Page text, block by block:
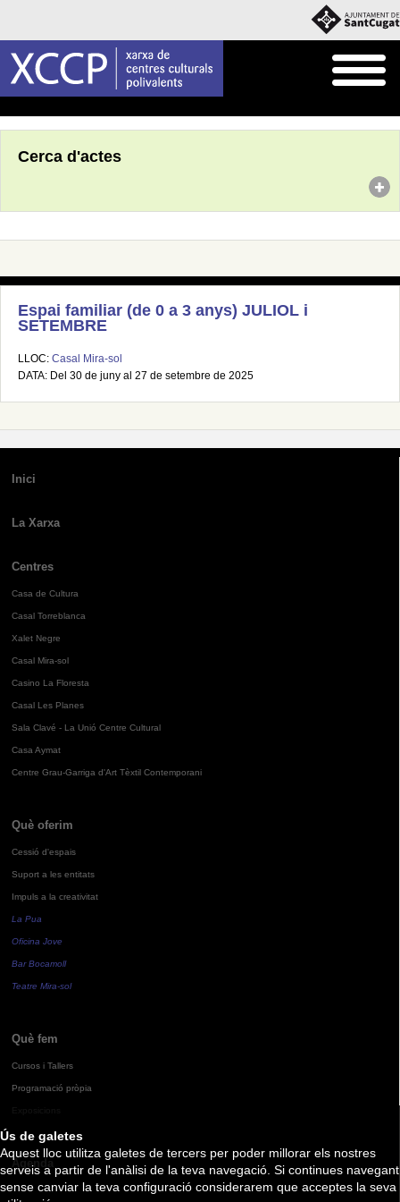
Ús de galetes
Aquest lloc utilitza galetes de tercers per poder millorar els nostres
serveis a partir de l'anàlisi de la teva navegació. Si continues navegant
sense canviar la teva configuració considerarem que acceptes la seva
Cerca d'actes
Espai familiar (de 0 a 3 anys) JULIOL i
SETEMBRE
LLOC: Casal Mira-sol
DATA: Del 30 de juny al 27 de setembre de 2025
Inici
La Xarxa
Centres
Casa de Cultura
Casal Torreblanca
Xalet Negre
Casal Mira-sol
Casino La Floresta
Casal Les Planes
Sala Clavé - La Unió Centre Cultural
Casa Aymat
Centre Grau-Garriga d'Art Tèxtil Contemporani
Què oferim
Cessió d'espais
Suport a les entitats
Impuls a la creativitat
La Pua
Oficina Jove
Bar Bocamoll
Teatre Mira-sol
Què fem
Cursos i Tallers
Programació pròpia
Agenda